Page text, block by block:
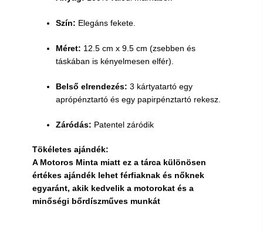
Szín: Elegáns fekete.
Méret: 1 2.5 cm x 9.5 cm (zsebben és
táskában is kényelmesen elfér).
Belső elrendezés: 3 kártyatartó egy
aprópénztartó és egy papirpénztartó rekesz.
Záródás: Patentel záródik
Tökéletes ajándék:
A Motoros Minta miatt ez a tárca különösen
értékes ajándék lehet férfiaknak és nőknek
egyaránt, akik kedvelik a motorokat és a
minőségi bőrdíszműves munkát